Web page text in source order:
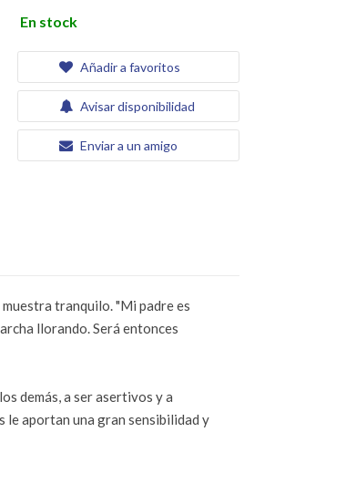
En stock
Añadir a favoritos
Avisar disponibilidad
Enviar a un amigo
tranquilo. "Mi padre es
llorando. Será entonces
demás, a ser asertivos y a
le aportan una gran sensibilidad y